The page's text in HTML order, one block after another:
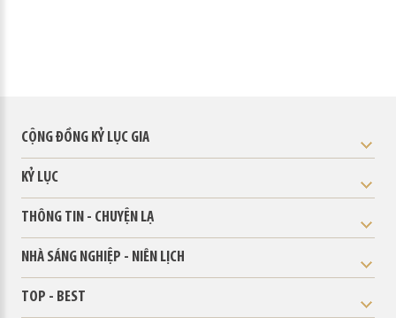
CỘNG ĐỒNG KỶ LỤC GIA
KỶ LỤC
THÔNG TIN - CHUYỆN LẠ
NHÀ SÁNG NGHIỆP - NIÊN LỊCH
TOP - BEST